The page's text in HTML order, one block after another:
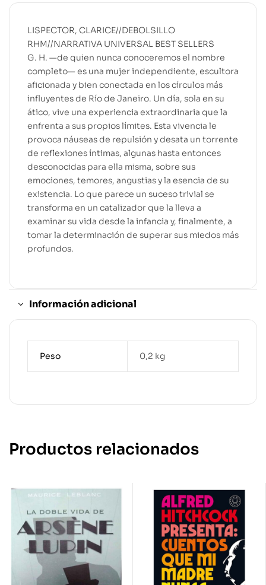
LISPECTOR, CLARICE//DEBOLSILLO
RHM//NARRATIVA UNIVERSAL BEST SELLERS
G. H. —de quien nunca conoceremos el nombre
completo— es una mujer independiente, escultora
aficionada y bien conectada en los círculos más
influyentes de Río de Janeiro. Un día, sola en su
ático, vive una experiencia extraordinaria que la
enfrenta a sus propios límites. Esta vivencia le
provoca náuseas de repulsión y desata un torrente
de reflexiones íntimas, algunas hasta entonces
desconocidas para ella misma, sobre sus
emociones, temores, angustias y la esencia de su
existencia. Lo que parece un suceso trivial se
transforma en un catalizador que la lleva a
examinar su vida desde la infancia y, finalmente, a
tomar la determinación de superar sus miedos más
profundos.
Información adicional
Peso 0,2 kg
Productos relacionados